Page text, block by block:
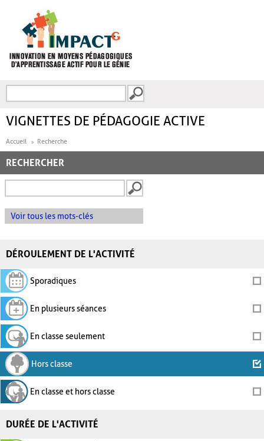
FORMULAIRE DE
VIGNETTES DE PÉDAGOGIE ACTIVE
Accueil Recherche
RECHERCHER
Voir tous les mots-clés
DÉROULEMENT DE L'ACTIVITÉ
Sporadiques
En plusieurs séances
En classe seulement
Hors classe
En classe et hors classe
DURÉE DE L'ACTIVITÉ